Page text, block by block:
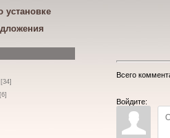
установке
[34]
[6]
Всего
Войдите: